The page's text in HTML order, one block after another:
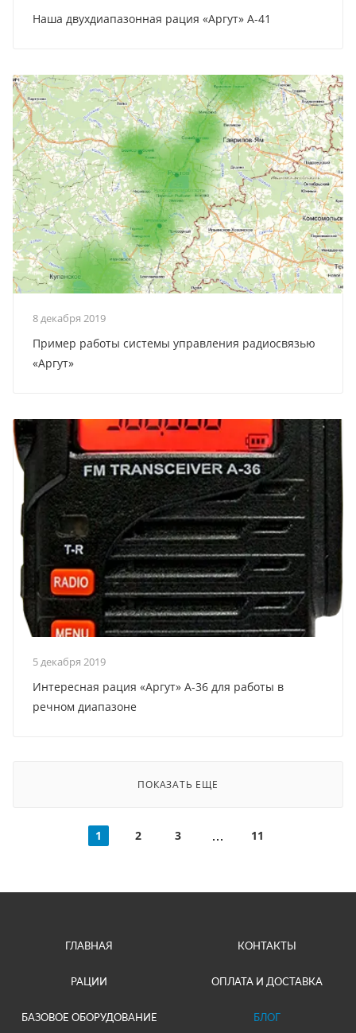
Наша двухдиапазонная рация «Аргут» А-41
8 декабря 2019
Пример работы системы управления радиосвязью
«Аргут»
5 декабря 2019
Интересная рация «Аргут» А-36 для работы в
речном диапазоне
ПОКАЗАТЬ ЕЩЕ
1 2 3 11
ГЛАВНАЯ
РАЦИИ
БАЗОВОЕ ОБОРУДОВАНИЕ
КОНТАКТЫ
ОПЛАТА И ДОСТАВКА
БЛОГ